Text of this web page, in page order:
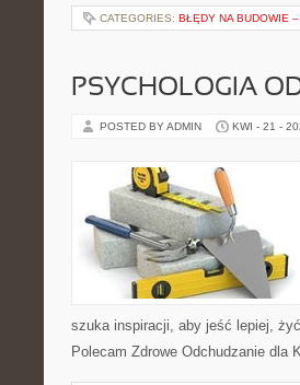
CATEGORIES: BŁĘDY NA BUDOWIE
PSYCHOLOGIA
POSTED BY ADMIN KWI - 21 -
szuka inspiracji, aby jeść lepiej,
Polecam Zdrowe Odchudzanie